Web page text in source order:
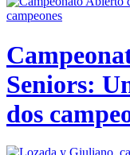
Seniors:
dos